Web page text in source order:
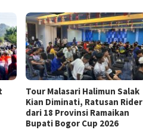
Tour Malasari Halimun Salak
Kian Diminati, Ratusan Rider
dari 18 Provinsi Ramaikan
Bupati Bogor Cup 2026